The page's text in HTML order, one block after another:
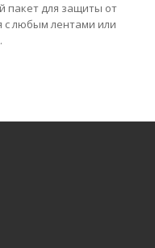
пакет для защиты от
с любым лентами или